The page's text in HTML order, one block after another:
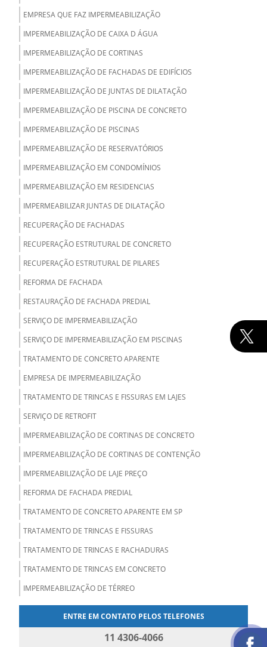
EMPRESA QUE FAZ IMPERMEABILIZAÇÃO
IMPERMEABILIZAÇÃO DE CAIXA D ÁGUA
IMPERMEABILIZAÇÃO DE CORTINAS
IMPERMEABILIZAÇÃO DE FACHADAS DE EDIFÍCIOS
IMPERMEABILIZAÇÃO DE JUNTAS DE DILATAÇÃO
IMPERMEABILIZAÇÃO DE PISCINA DE CONCRETO
IMPERMEABILIZAÇÃO DE PISCINAS
IMPERMEABILIZAÇÃO DE RESERVATÓRIOS
IMPERMEABILIZAÇÃO EM CONDOMÍNIOS
IMPERMEABILIZAÇÃO EM RESIDENCIAS
IMPERMEABILIZAR JUNTAS DE DILATAÇÃO
RECUPERAÇÃO DE FACHADAS
RECUPERAÇÃO ESTRUTURAL DE CONCRETO
RECUPERAÇÃO ESTRUTURAL DE PILARES
REFORMA DE FACHADA
RESTAURAÇÃO DE FACHADA PREDIAL
SERVIÇO DE IMPERMEABILIZAÇÃO
SERVIÇO DE IMPERMEABILIZAÇÃO EM PISCINAS
TRATAMENTO DE CONCRETO APARENTE
EMPRESA DE IMPERMEABILIZAÇÃO
TRATAMENTO DE TRINCAS E FISSURAS EM LAJES
SERVIÇO DE RETROFIT
IMPERMEABILIZAÇÃO DE CORTINAS DE CONCRETO
IMPERMEABILIZAÇÃO DE CORTINAS DE CONTENÇÃO
IMPERMEABILIZAÇÃO DE LAJE PREÇO
REFORMA DE FACHADA PREDIAL
TRATAMENTO DE CONCRETO APARENTE EM SP
TRATAMENTO DE TRINCAS E FISSURAS
TRATAMENTO DE TRINCAS E RACHADURAS
TRATAMENTO DE TRINCAS EM CONCRETO
IMPERMEABILIZAÇÃO DE TÉRREO
ENTRE EM CONTATO PELOS TELEFONES
11 4306-4066